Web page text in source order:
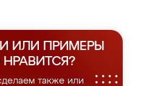
ИЛИ ПРИМЕРЫ
НРАВИТСЯ?
также или